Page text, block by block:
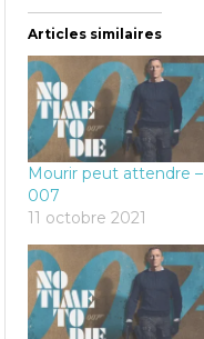
Articles similaires
Mourir peut attendre –
007
11 octobre 2021